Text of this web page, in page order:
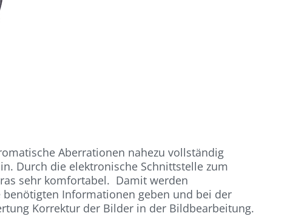
Aberrationen nahezu vollständig
Durch die elektronische Schnittstelle zum
sehr komfortabel. Damit werden
Informationen geben und bei der
Korrektur der Bilder in der Bildbearbeitung.